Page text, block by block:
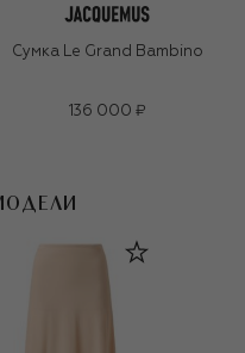
Сумка Le Grand Bambino
136 000 ₽